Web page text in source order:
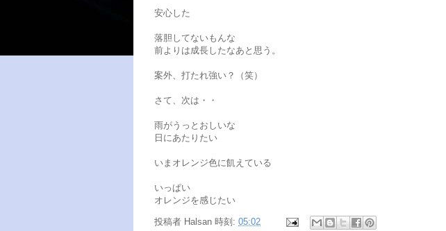
安心した
落胆してないもんな
前よりは成長したなあと思う。
案外、打たれ強い？（笑）
さて、次は・・
雨がうっとおしいな
日にあたりたい
いまオレンジ色に飢えている
いっぱい
オレンジを感じたい
投稿者 Halsan 時刻: 05:02